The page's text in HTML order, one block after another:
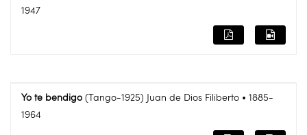
1947
Yo te bendigo (Tango-1925) Juan de Dios Filiberto • 1885-
1964